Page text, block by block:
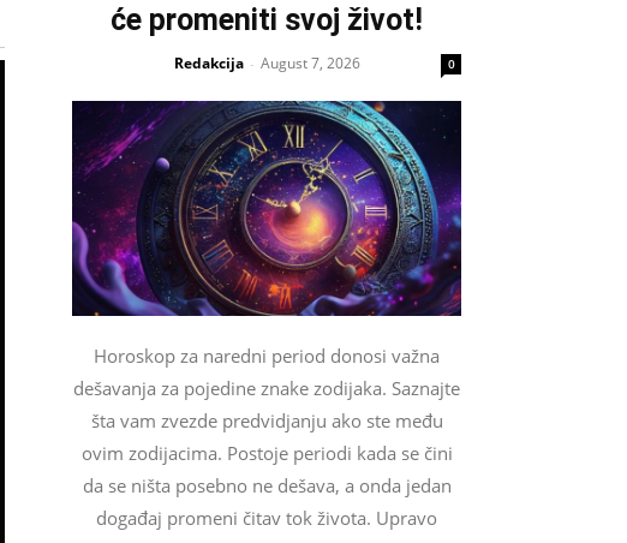
će promeniti svoj život!
Redakcija - August 7, 2026 0
Horoskop za naredni period donosi važna
dešavanja za pojedine znake zodijaka. Saznajte
šta vam zvezde predvidjanju ako ste među
ovim zodijacima. Postoje periodi kada se čini
da se ništa posebno ne dešava, a onda jedan
događaj promeni čitav tok života. Upravo